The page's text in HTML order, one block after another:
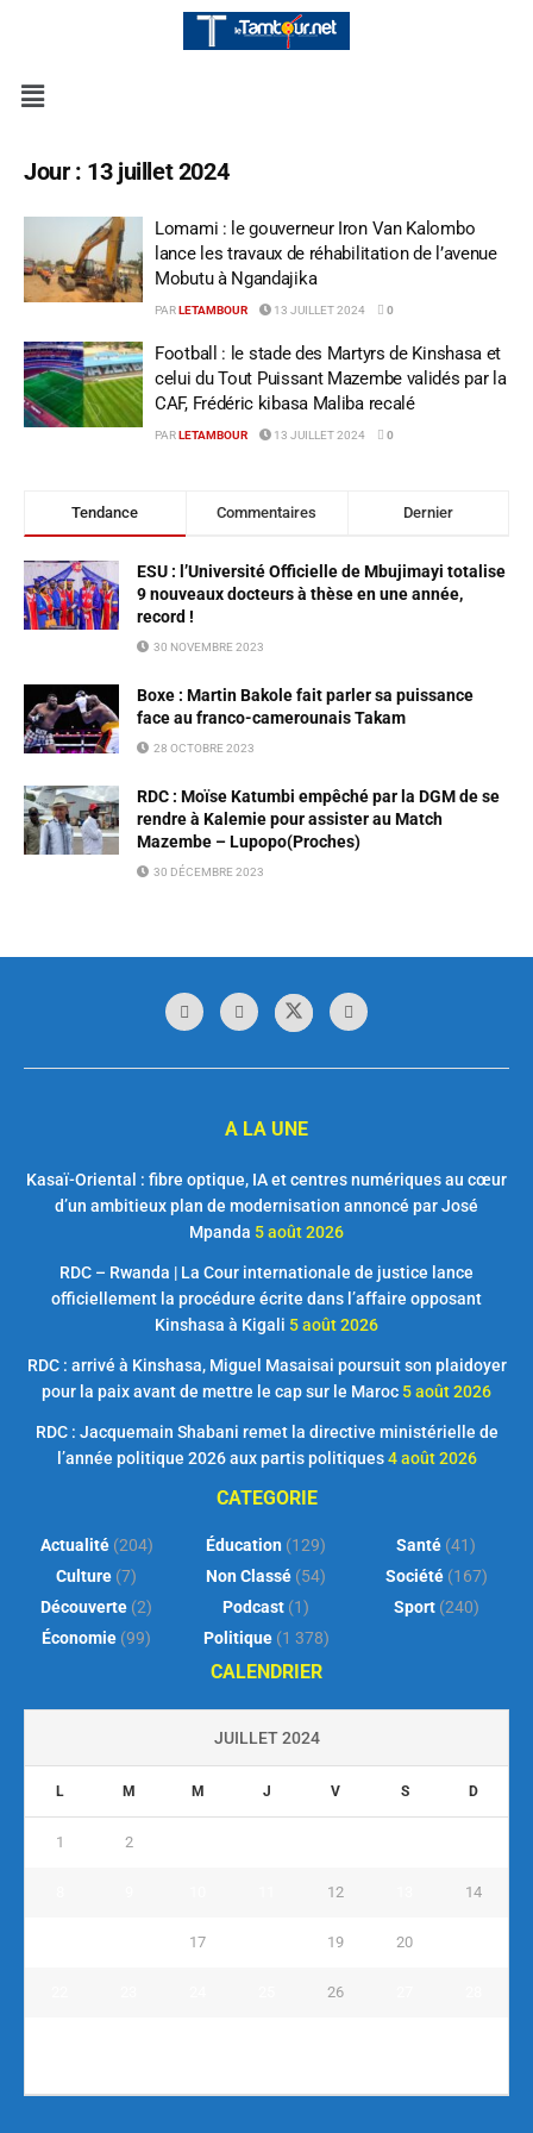
Jour : 13 juillet 2024
Lomami : le gouverneur Iron Van Kalombo
lance les travaux de réhabilitation de l’avenue
Mobutu à Ngandajika
PAR LETAMBOUR 13 JUILLET 2024 0
Football : le stade des Martyrs de Kinshasa et
celui du Tout Puissant Mazembe validés par la
CAF, Frédéric kibasa Maliba recalé
PAR LETAMBOUR 13 JUILLET 2024 0
Tendance Commentaires Dernier
ESU : l’Université Officielle de Mbujimayi totalise
9 nouveaux docteurs à thèse en une année,
record !
30 NOVEMBRE 2023
Boxe : Martin Bakole fait parler sa puissance
face au franco-camerounais Takam
28 OCTOBRE 2023
RDC : Moïse Katumbi empêché par la DGM de se
rendre à Kalemie pour assister au Match
Mazembe – Lupopo(Proches)
30 DÉCEMBRE 2023
A LA UNE
Kasaï-Oriental : fibre optique, IA et centres numériques au cœur
d’un ambitieux plan de modernisation annoncé par José
Mpanda 5 août 2026
RDC – Rwanda | La Cour internationale de justice lance
officiellement la procédure écrite dans l’affaire opposant
Kinshasa à Kigali 5 août 2026
RDC : arrivé à Kinshasa, Miguel Masaisai poursuit son plaidoyer
pour la paix avant de mettre le cap sur le Maroc 5 août 2026
RDC : Jacquemain Shabani remet la directive ministérielle de
l’année politique 2026 aux partis politiques 4 août 2026
CATEGORIE
Actualité(204)
Culture (7)
Découverte (2)
Économie (99)
Éducation (129)
Non Classé (54)
Podcast (1)
Politique(1 378)
Santé (41)
Société(167)
Sport(240)
CALENDRIER
JUILLET 2024
L M M J V S D
1 2
12 14
17 19 20
26